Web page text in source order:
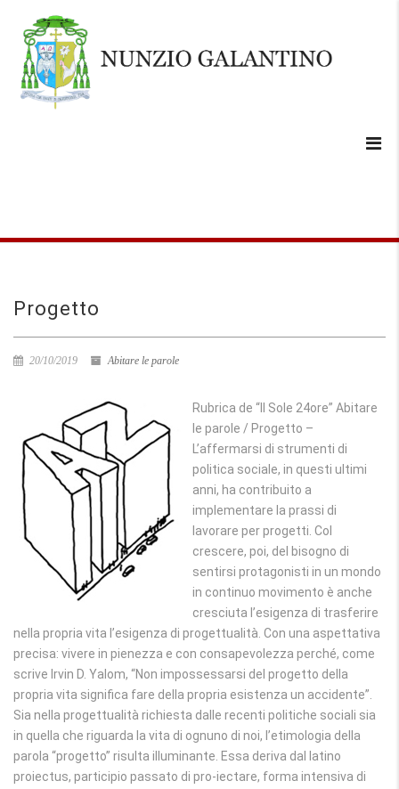
Progetto
20/10/2019 Abitare le parole
Rubrica de “Il Sole 24ore” Abitare
le parole / Progetto –
L’affermarsi di strumenti di
politica sociale, in questi ultimi
anni, ha contribuito a
implementare la prassi di
lavorare per progetti. Col
crescere, poi, del bisogno di
sentirsi protagonisti in un mondo
in continuo movimento è anche
cresciuta l’esigenza di trasferire
nella propria vita l’esigenza di progettualità. Con una aspettativa
precisa: vivere in pienezza e con consapevolezza perché, come
scrive Irvin D. Yalom, “Non impossessarsi del progetto della
propria vita significa fare della propria esistenza un accidente”.
Sia nella progettualità richiesta dalle recenti politiche sociali sia
in quella che riguarda la vita di ognuno di noi, l’etimologia della
parola “progetto” risulta illuminante. Essa deriva dal latino
proiectus, participio passato di pro-iectare, forma intensiva di